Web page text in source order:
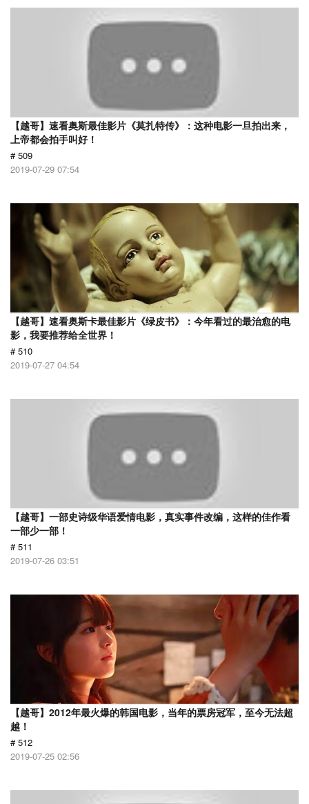
【越哥】速看奥斯最佳影片《莫扎特传》：这种电影一旦拍出来，
上帝都会拍手叫好！
# 509
2019-07-29 07:54
【越哥】速看奥斯卡最佳影片《绿皮书》：今年看过的最治愈的电
影，我要推荐给全世界！
# 510
2019-07-27 04:54
【越哥】一部史诗级华语爱情电影，真实事件改编，这样的佳作看
一部少一部！
# 511
2019-07-26 03:51
【越哥】2012年最火爆的韩国电影，当年的票房冠军，至今无法超
越！
# 512
2019-07-25 02:56